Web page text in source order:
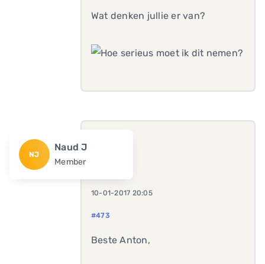
Wat denken jullie er van?
NJ
Naud J
Member
10-01-2017 20:05
#473
Beste Anton,